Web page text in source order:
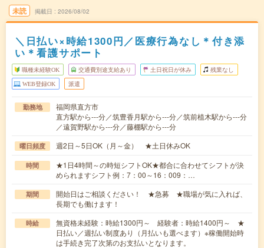
未読 掲載日 2026/08/02
＼日払い×時給1300円／医療行為なし＊付き添
い＊看護サポート
職種未経験OK 交通費別途支給あり 土日祝日が休み 残業なし
WEB登録OK 派遣
勤務地
福岡県直方市
直方駅から---分／筑豊香月駅から---分／筑前植木駅から---分
／遠賀野駅から---分／藤棚駅から---分
曜日頻度 週2日～5日OK（月～金） ★土日休みOK
時間
★1日4時間～の時短シフトOK★都合に合わせてシフトが決
められますシフト例：7：00～16：009：…
期間
開始日はご相談ください！ ★急募 ★職場が気に入れば、
長期でも働けます！
時給
無資格未経験：時給1300円～ 経験者：時給1400円～ ★
日払い／週払い制度あり（月払いも選べます）※稼働開始時
は手続き完了次第のお支払いとなります。